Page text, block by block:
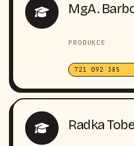
MgA.
PRODUKCE
721 092 385
Radka